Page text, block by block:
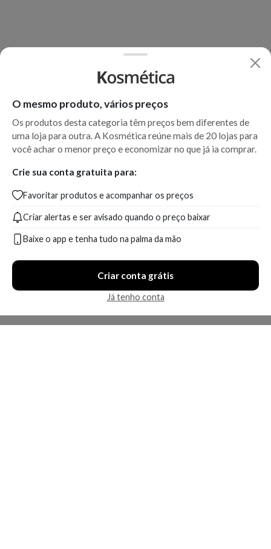
O mesmo produto, vários preços
Os produtos desta categoria têm preços bem diferentes de
uma loja para outra. A Kosmética reúne mais de 20 lojas para
você achar o menor preço e economizar no que já ia comprar.
Crie sua conta gratuita para:
Favoritar produtos e acompanhar os preços
Criar alertas e ser avisado quando o preço baixar
Baixe o app e tenha tudo na palma da mão
Criar conta grátis
Já tenho conta